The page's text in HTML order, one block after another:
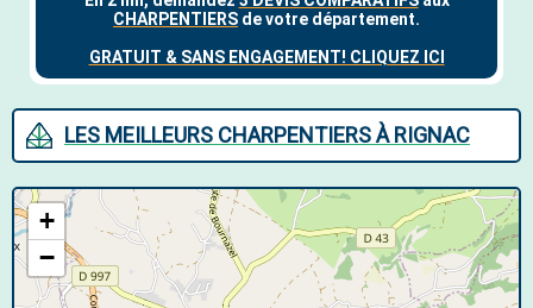
LES MEILLEURS CHARPENTIERS À RIGNAC
+
−